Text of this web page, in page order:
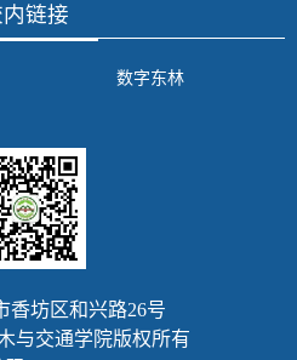
链接
数字东林
香坊区和兴路26号
与交通学院版权所有